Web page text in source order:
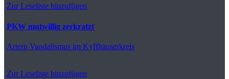
Zur Leseliste hinzufügen
PKW mutwillig zerkratzt
Artern Vandalismus im Kyffhäuserkreis
Zur Leseliste hinzufügen